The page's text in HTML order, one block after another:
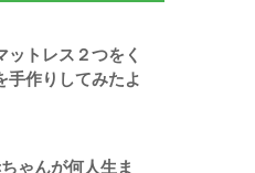
ットレス２つをく
手作りしてみたよ
ゃんが何人生ま